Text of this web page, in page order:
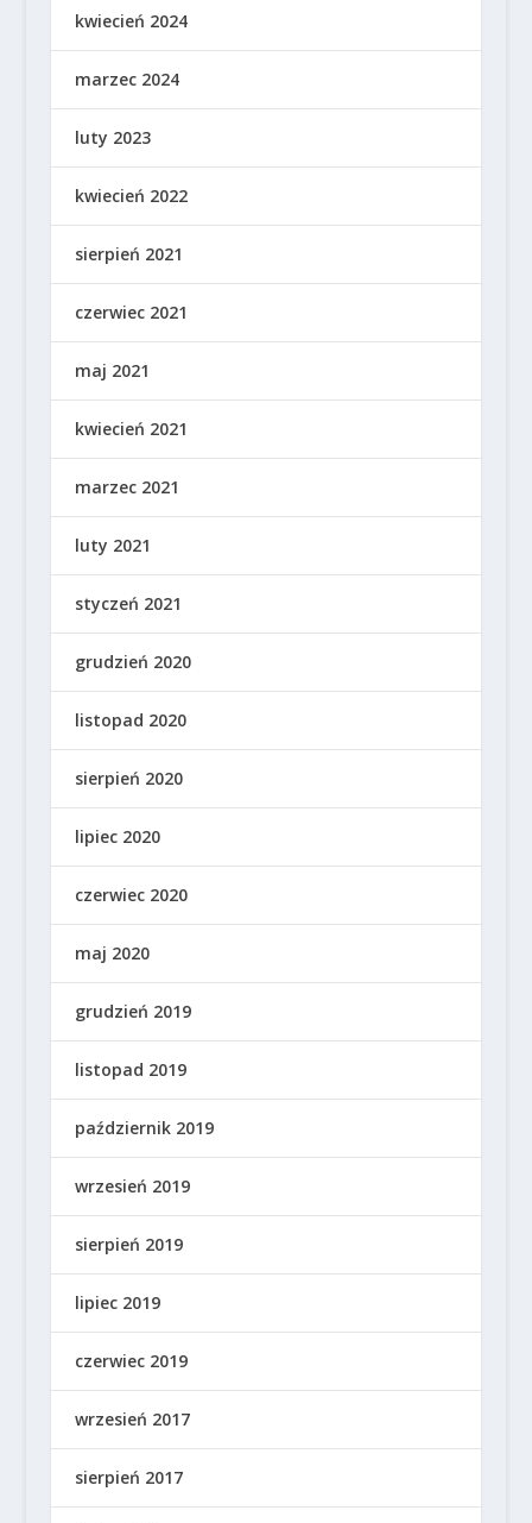
kwiecień 2024
marzec 2024
luty 2023
kwiecień 2022
sierpień 2021
czerwiec 2021
maj 2021
kwiecień 2021
marzec 2021
luty 2021
styczeń 2021
grudzień 2020
listopad 2020
sierpień 2020
lipiec 2020
czerwiec 2020
maj 2020
grudzień 2019
listopad 2019
październik 2019
wrzesień 2019
sierpień 2019
lipiec 2019
czerwiec 2019
wrzesień 2017
sierpień 2017